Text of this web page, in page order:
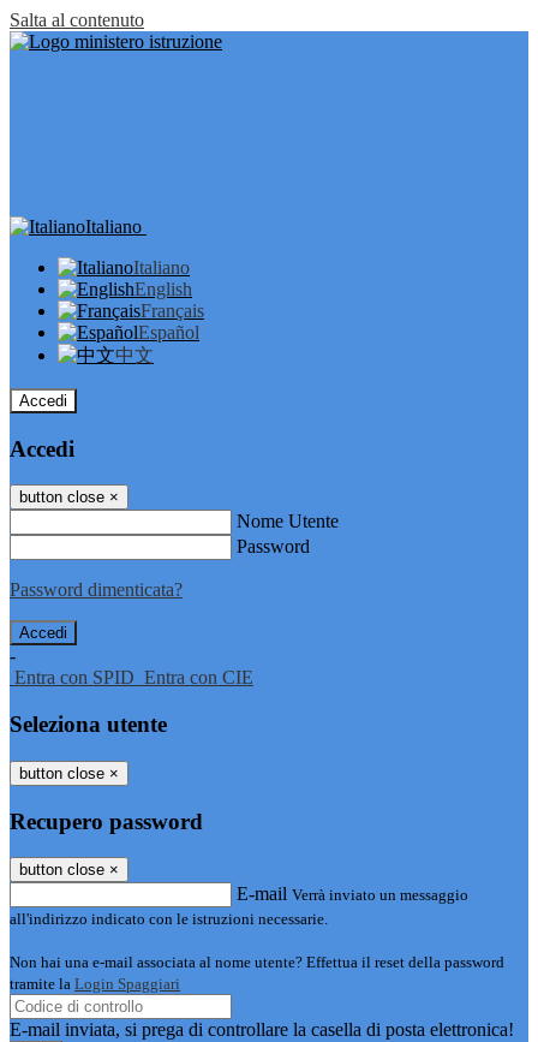
Salta al contenuto
Italiano
Italiano
English
Français
Español
中文
Accedi
Accedi
button close ×
Nome Utente
Password
Password dimenticata?
-
Entra con SPID Entra con CIE
Seleziona utente
button close ×
Recupero password
button close ×
E-mail Verrà inviato un messaggio
all'indirizzo indicato con le istruzioni necessarie.
Non hai una e-mail associata al nome utente? Effettua il reset della password
tramite la Login Spaggiari
E-mail inviata, si prega di controllare la casella di posta elettronica!